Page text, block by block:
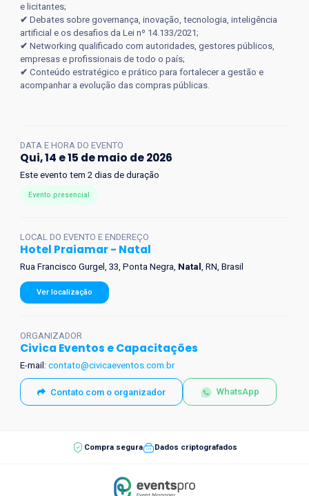
e licitantes;
✔ Debates sobre governança, inovação, tecnologia, inteligência
artificial e os desafios da Lei nº 14.133/2021;
✔ Networking qualificado com autoridades, gestores públicos,
empresas e profissionais de todo o país;
✔ Conteúdo estratégico e prático para fortalecer a gestão e
acompanhar a evolução das compras públicas.
DATA E HORA DO EVENTO
Qui, 14 e 15 de maio de 2026
Este evento tem 2 dias de duração
Evento presencial
LOCAL DO EVENTO E ENDEREÇO
Hotel Praiamar - Natal
Rua Francisco Gurgel, 33, Ponta Negra, Natal , RN, Brasil
Ver localização
ORGANIZADOR
Civica Eventos e Capacitações
E-mail: contato@civicaeventos.com.br
Contato com o organizador WhatsApp
Compra segura Dados criptografados